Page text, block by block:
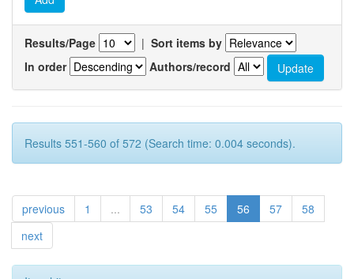
Results/Page | Sort items by
In order
Authors/record
Results 551-560 of 572 (Search time: 0.004 seconds).
previous 1 ... 53 54 55 56 57
58
next